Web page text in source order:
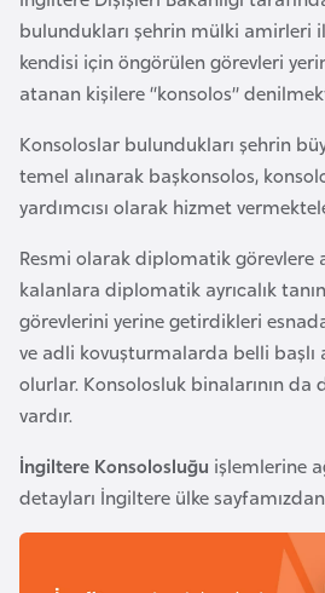
bulundukları şehrin mülki amirleri
kendisi için öngörülen görevleri
atanan kişilere “konsolos”
Konsoloslar bulundukları şehrin
temel alınarak başkonsolos,
yardımcısı olarak hizmet
Resmi olarak diplomatik görevlere
kalanlara diplomatik ayrıcalık
görevlerini yerine getirdikleri
ve adli kovuşturmalarda belli başlı
olurlar. Konsolosluk binalarının da
vardır.
İngiltere Konsolosluğu işlemlerine
detayları İngiltere ülke
i
n
B
o
s
n
H
e
r
s
e
k
B
u